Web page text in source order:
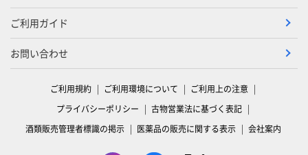
ご利用ガイド
お問い合わせ
ご利用規約 ご利用環境について
ご利用上の注意
プライバシーポリシー
古物営業法に基づく表記
酒類販売管理者標識の掲示
医薬品の販売に関する表示 会社案内